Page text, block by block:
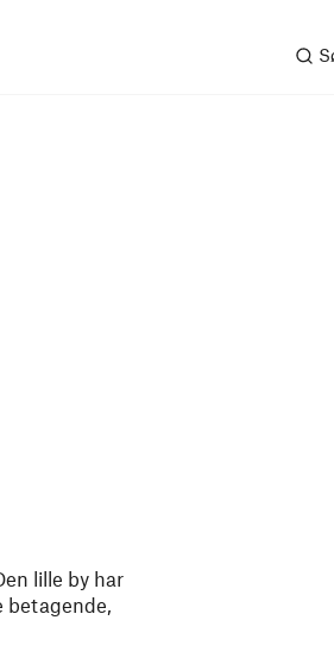
lille by har
betagende,